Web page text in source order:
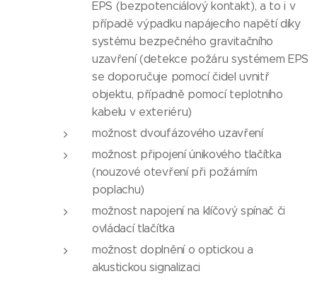
EPS (bezpotenciálový kontakt), a to i v
případě výpadku napájecího napětí díky
systému bezpečného gravitačního
uzavření (detekce požáru systémem EPS
se doporučuje pomocí čidel uvnitř
objektu, případně pomocí teplotního
kabelu v exteriéru)
možnost dvoufázového uzavření
možnost připojení únikového tlačítka
(nouzové otevření při požárním
poplachu)
možnost napojení na klíčový spínač či
ovládací tlačítka
možnost doplnění o optickou a
akustickou signalizaci